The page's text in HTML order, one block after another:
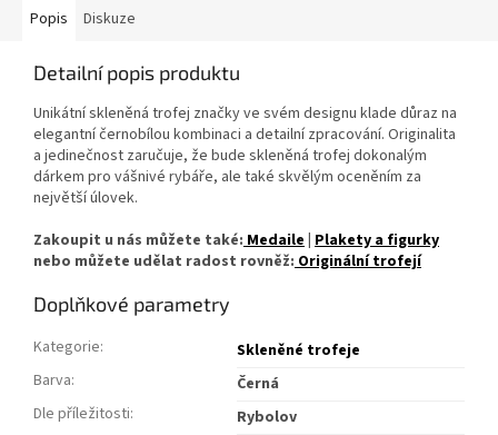
Popis Diskuze
Detailní popis produktu
Unikátní skleněná trofej značky ve svém designu klade důraz na
elegantní černobílou kombinaci a detailní zpracování. Originalita
a jedinečnost zaručuje, že bude skleněná trofej dokonalým
dárkem pro vášnivé rybáře, ale také skvělým oceněním za
největší úlovek.
Zakoupit u nás můžete také:Medaile Plakety a figurky
nebo můžete udělat radost rovněž:Originální trofejí
Doplňkové parametry
Kategorie:
Skleněné trofeje
Barva:
Černá
Dle příležitosti:
Rybolov